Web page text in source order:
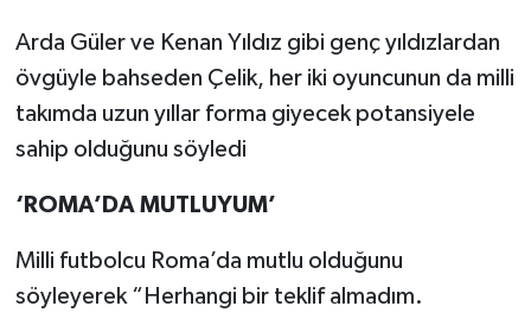
Arda Güler ve Kenan Yıldız gibi genç yıldızlardan
övgüyle bahseden Çelik, her iki oyuncunun da milli
takımda uzun yıllar forma giyecek potansiyele
sahip olduğunu söyledi
‘ROMA’DA MUTLUYUM’
Milli futbolcu Roma’da mutlu olduğunu
söyleyerek “Herhangi bir teklif almadım.